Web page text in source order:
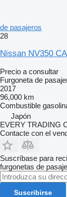
de pasajeros
28
Nissan NV350
Precio a consultar
Furgoneta de
2017
96,000 km
Combustible
Japón
EVERY TRADING
Contacte con el
Suscríbase para
furgonetas de
Suscribirse